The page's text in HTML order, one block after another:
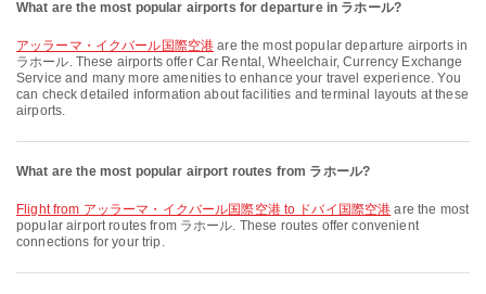
What are the most popular airports for departure in ラホール?
アッラーマ・イクバール国際空港 are the most popular departure airports in
ラホール. These airports offer Car Rental, Wheelchair, Currency Exchange
Service and many more amenities to enhance your travel experience. You
can check detailed information about facilities and terminal layouts at these
airports.
What are the most popular airport routes from ラホール?
flight from アッラーマ・イクバール国際空港 to ドバイ国際空港 are the most
popular airport routes from ラホール. These routes offer convenient
connections for your trip.